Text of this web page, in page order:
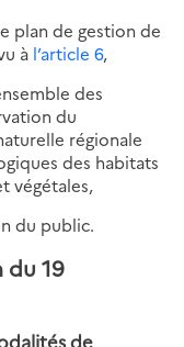
plan de gestion de
à l’article 6,
des
du
régionale
des habitats
végétales,
du public.
du 19
de